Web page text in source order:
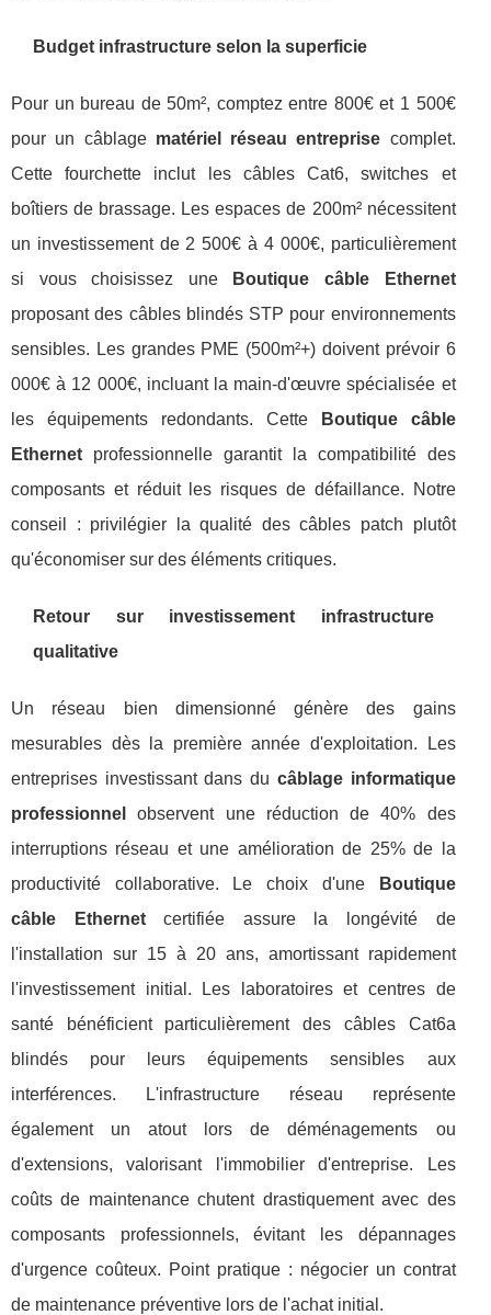
Budget infrastructure selon la superficie
Pour un bureau de 50m², comptez entre 800€ et 1 500€
pour un câblage matériel réseau entreprise complet.
Cette fourchette inclut les câbles Cat6, switches et
boîtiers de brassage. Les espaces de 200m² nécessitent
un investissement de 2 500€ à 4 000€, particulièrement
si vous choisissez une
Boutique câble Ethernet
proposant des câbles blindés STP pour environnements
sensibles. Les grandes PME (500m²+) doivent prévoir 6
000€ à 12 000€, incluant la main-d'œuvre spécialisée et
les équipements redondants. Cette
Boutique câble
Ethernet professionnelle garantit la compatibilité des
composants et réduit les risques de défaillance. Notre
conseil : privilégier la qualité des câbles patch plutôt
qu'économiser sur des éléments critiques.
Retour sur investissement infrastructure
qualitative
Un réseau bien dimensionné génère des gains
mesurables dès la première année d'exploitation. Les
entreprises investissant dans du câblage informatique
professionnel
observent une réduction de 40% des
interruptions réseau et une amélioration de 25% de la
productivité collaborative. Le choix d'une
Boutique
câble Ethernetcertifiée assure la longévité de
l'installation sur 15 à 20 ans, amortissant rapidement
l'investissement initial. Les laboratoires et centres de
santé bénéficient particulièrement des câbles Cat6a
blindés pour leurs équipements sensibles aux
interférences. L'infrastructure réseau représente
également un atout lors de déménagements ou
d'extensions, valorisant l'immobilier d'entreprise. Les
coûts de maintenance chutent drastiquement avec des
composants professionnels, évitant les dépannages
d'urgence coûteux. Point pratique : négocier un contrat
de maintenance préventive lors de l'achat initial.